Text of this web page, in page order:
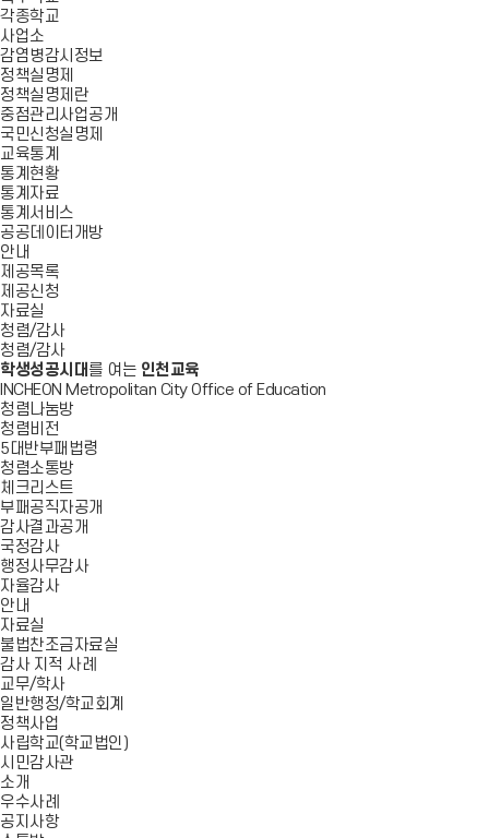
각종학교
사업소
감염병감시정보
정책실명제
정책실명제란
중점관리사업공개
국민신청실명제
교육통계
통계현황
통계자료
통계서비스
공공데이터개방
안내
제공목록
제공신청
자료실
청렴/감사
청렴/감사
학생성공시대 를 여는 인천교육
INCHEON Metropolitan City Office of Education
청렴나눔방
청렴비전
5대반부패법령
청렴소통방
체크리스트
부패공직자공개
감사결과공개
국정감사
행정사무감사
자율감사
안내
자료실
불법찬조금자료실
감사 지적 사례
교무/학사
일반행정/학교회계
정책사업
사립학교(학교법인)
시민감사관
소개
우수사례
공지사항